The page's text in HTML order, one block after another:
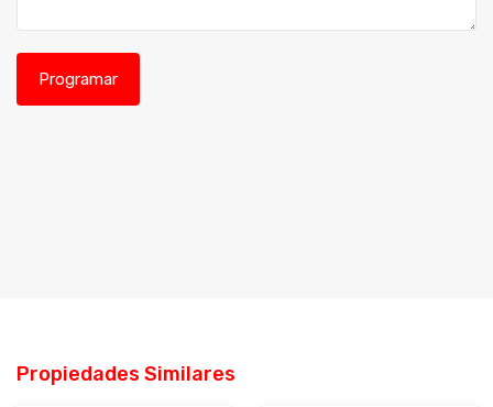
Propiedades Similares